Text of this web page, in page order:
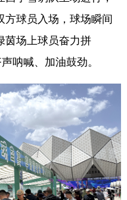
方球员入场，球场瞬间
茵场上球员奋力拼
呐喊、加油鼓劲。